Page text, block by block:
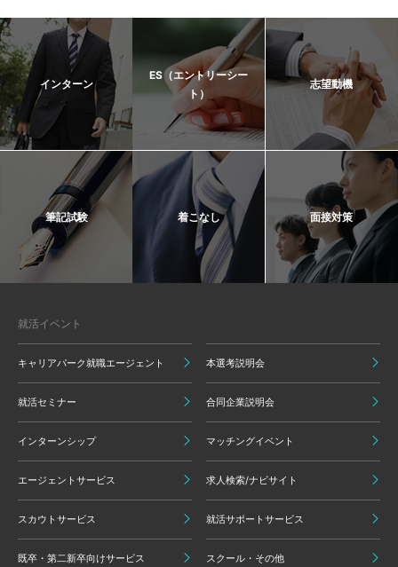
インターン
ES（エントリーシー
ト）
志望動機
筆記試験 着こなし 面接対策
就活イベント
キャリアパーク就職エージェント 本選考説明会
就活セミナー 合同企業説明会
インターンシップ マッチングイベント
エージェントサービス 求人検索/ナビサイト
スカウトサービス 就活サポートサービス
既卒・第二新卒向けサービス スクール・その他